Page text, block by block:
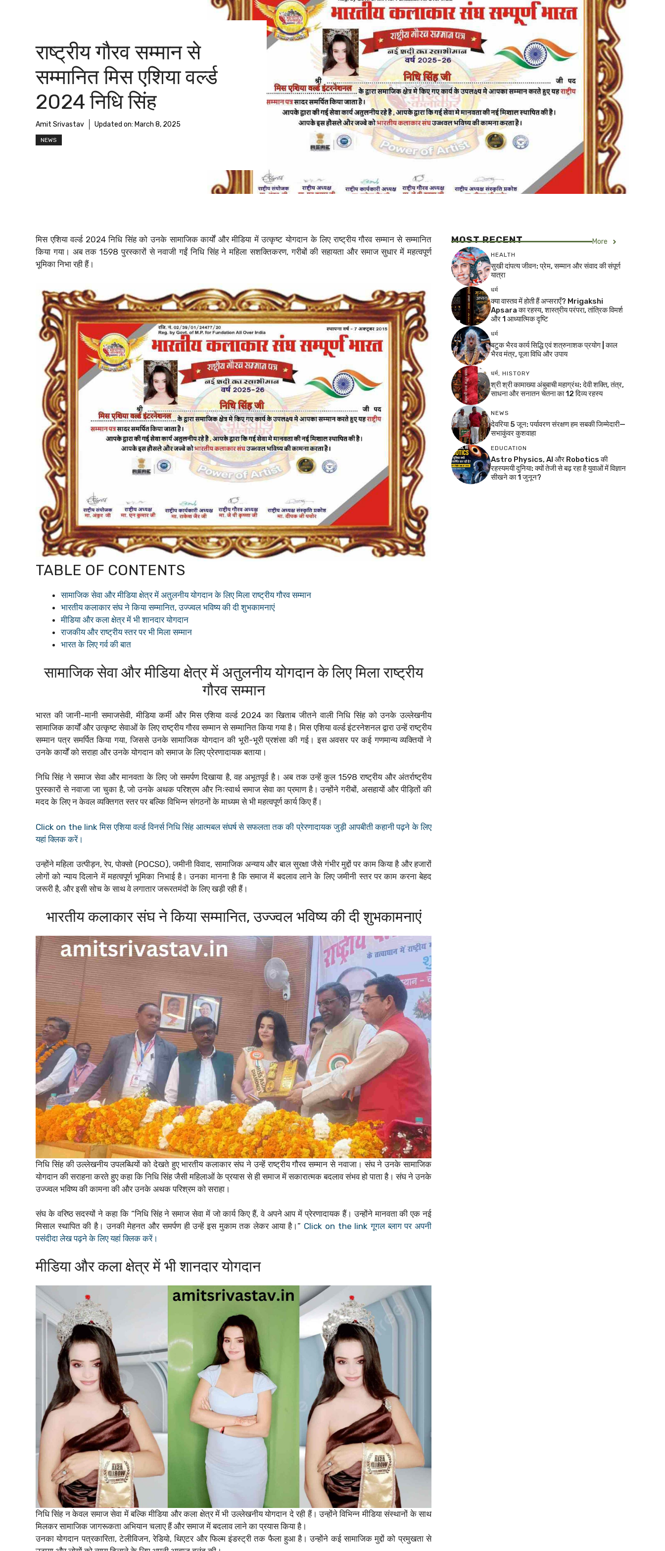
राष्ट्रीय गौरव सम्मान से
सम्मानित मिस एशिया वर्ल्ड
2024 निधि सिंह
Amit Srivastav Updated on: March 8, 2025
NEWS
मिस एशिया वर्ल्ड 2024 निधि सिंह को उनके सामाजिक कार्यों और मीडिया में उत्कृष्ट योगदान के लिए राष्ट्रीय गौरव सम्मान से सम्मानित
किया गया। अब तक 1598 पुरस्कारों से नवाजी गईं निधि सिंह ने महिला सशक्तिकरण, गरीबों की सहायता और समाज सुधार में महत्वपूर्ण
भूमिका निभा रही हैं।
TABLE OF CONTENTS
सामाजिक सेवा और मीडिया क्षेत्र में अतुलनीय योगदान के लिए मिला राष्ट्रीय गौरव सम्मान
भारतीय कलाकार संघ ने किया सम्मानित, उज्ज्वल भविष्य की दी शुभकामनाएं
मीडिया और कला क्षेत्र में भी शानदार योगदान
राजकीय और राष्ट्रीय स्तर पर भी मिला सम्मान
भारत के लिए गर्व की बात
सामाजिक सेवा और मीडिया क्षेत्र में अतुलनीय योगदान के लिए मिला राष्ट्रीय
गौरव सम्मान
भारत की जानी-मानी समाजसेवी, मीडिया कर्मी और मिस एशिया वर्ल्ड 2024 का खिताब जीतने वाली निधि सिंह को उनके उल्लेखनीय
सामाजिक कार्यों और उत्कृष्ट सेवाओं के लिए राष्ट्रीय गौरव सम्मान से सम्मानित किया गया है। मिस एशिया वर्ल्ड इंटरनेशनल द्वारा उन्हें राष्ट्रीय
सम्मान पत्र समर्पित किया गया, जिससे उनके सामाजिक योगदान की भूरी-भूरी प्रशंसा की गई। इस अवसर पर कई गणमान्य व्यक्तियों ने
उनके कार्यों को सराहा और उनके योगदान को समाज के लिए प्रेरणादायक बताया।
निधि सिंह ने समाज सेवा और मानवता के लिए जो समर्पण दिखाया है, वह अभूतपूर्व है। अब तक उन्हें कुल 1598 राष्ट्रीय और अंतर्राष्ट्रीय
पुरस्कारों से नवाजा जा चुका है, जो उनके अथक परिश्रम और निःस्वार्थ समाज सेवा का प्रमाण है। उन्होंने गरीबों, असहायों और पीड़ितों की
मदद के लिए न केवल व्यक्तिगत स्तर पर बल्कि विभिन्न संगठनों के माध्यम से भी महत्वपूर्ण कार्य किए हैं।
Click on the link मिस एशिया वर्ल्ड विनर्स निधि सिंह आत्मबल संघर्ष से सफलता तक की प्रेरणादायक जुड़ी आपबीती कहानी पढ़ने के लिए
यहां क्लिक करें।
उन्होंने महिला उत्पीड़न, रेप, पोक्सो (POCSO), जमीनी विवाद, सामाजिक अन्याय और बाल सुरक्षा जैसे गंभीर मुद्दों पर काम किया है और हजारों
लोगों को न्याय दिलाने में महत्वपूर्ण भूमिका निभाई है। उनका मानना है कि समाज में बदलाव लाने के लिए जमीनी स्तर पर काम करना बेहद
जरूरी है, और इसी सोच के साथ वे लगातार जरूरतमंदों के लिए खड़ी रही हैं।
भारतीय कलाकार संघ ने किया सम्मानित, उज्ज्वल भविष्य की दी शुभकामनाएं
निधि सिंह की उल्लेखनीय उपलब्धियों को देखते हुए भारतीय कलाकार संघ ने उन्हें राष्ट्रीय गौरव सम्मान से नवाजा। संघ ने उनके सामाजिक
योगदान की सराहना करते हुए कहा कि निधि सिंह जैसी महिलाओं के प्रयास से ही समाज में सकारात्मक बदलाव संभव हो पाता है। संघ ने उनके
उज्ज्वल भविष्य की कामना की और उनके अथक परिश्रम को सराहा।
संघ के वरिष्ठ सदस्यों ने कहा कि “निधि सिंह ने समाज सेवा में जो कार्य किए हैं, वे अपने आप में प्रेरणादायक हैं। उन्होंने मानवता की एक नई
मिसाल स्थापित की है। उनकी मेहनत और समर्पण ही उन्हें इस मुकाम तक लेकर आया है।” Click on the link गूगल ब्लाग पर अपनी
पसंदीदा लेख पढ़ने के लिए यहां क्लिक करें।
मीडिया और कला क्षेत्र में भी शानदार योगदान
निधि सिंह न केवल समाज सेवा में बल्कि मीडिया और कला क्षेत्र में भी उल्लेखनीय योगदान दे रही हैं। उन्होंने विभिन्न मीडिया संस्थानों के साथ
मिलकर सामाजिक जागरूकता अभियान चलाए हैं और समाज में बदलाव लाने का प्रयास किया है।
उनका योगदान पत्रकारिता, टेलीविजन, रेडियो, थिएटर और फिल्म इंडस्ट्री तक फैला हुआ है। उन्होंने कई सामाजिक मुद्दों को प्रमुखता से
MOST RECENT More
HEALTH
सुखी दांपत्य जीवन: प्रेम, सम्मान और संवाद की संपूर्ण
यात्रा
धर्म
क्या वास्तव में होती हैं अप्सराएँ? Mrigakshi
Apsara का रहस्य, शास्त्रीय परंपरा, तांत्रिक विमर्श
और 1 आध्यात्मिक दृष्टि
धर्म
बटुक भैरव कार्य सिद्धि एवं शत्रुनाशक प्रयोग | काल
भैरव मंत्र, पूजा विधि और उपाय
धर्म, HISTORY
श्री श्री कामाख्या अंबुबाची महाग्रंथ: देवी शक्ति, तंत्र,
साधना और सनातन चेतना का 12 दिव्य रहस्य
NEWS
देवरिया 5 जून: पर्यावरण संरक्षण हम सबकी जिम्मेदारी—
सभाकुंवर कुशवाहा
EDUCATION
Astro Physics, AI और Robotics की
रहस्यमयी दुनिया: क्यों तेजी से बढ़ रहा है युवाओं में विज्ञान
सीखने का 1 जुनून?